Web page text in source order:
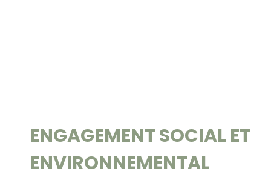
ENGAGEMENT SOCIAL ET
ENVIRONNEMENTAL